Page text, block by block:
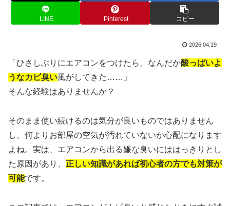
LINE Pinterest コピー
2026.04.19
「ひさしぶりにエアコンをつけたら、なんだか酸っぱいよ
うなカビ臭い風がしてきた……」
そんな経験はありませんか？
そのまま使い続けるのは気分が良いものではありません
し、何よりお部屋の空気が汚れていないか心配になります
よね。実は、エアコンから出る嫌な臭いにははっきりとし
た原因があり、 正しい知識があれば初心者の方でも対策が
可能です。